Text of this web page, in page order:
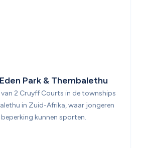
Park & Thembalethu
2 Cruyff Courts in de townships
in Zuid-Afrika, waar jongeren
kunnen sporten.